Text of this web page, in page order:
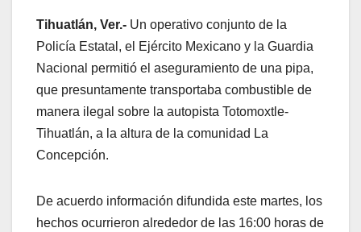
Tihuatlán, Ver.- Un operativo conjunto de la
Policía Estatal, el Ejército Mexicano y la Guardia
Nacional permitió el aseguramiento de una pipa,
que presuntamente transportaba combustible de
manera ilegal sobre la autopista Totomoxtle-
Tihuatlán, a la altura de la comunidad La
Concepción.
De acuerdo información difundida este martes, los
hechos ocurrieron alrededor de las 16:00 horas de